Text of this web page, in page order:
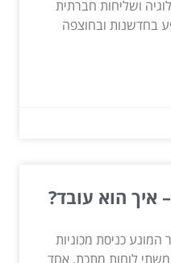
ושליחות חברתית
בחדשנות ובחוצפה
איך הוא עובד?
כניסת מכוניות
לוחות מתכת, אחד